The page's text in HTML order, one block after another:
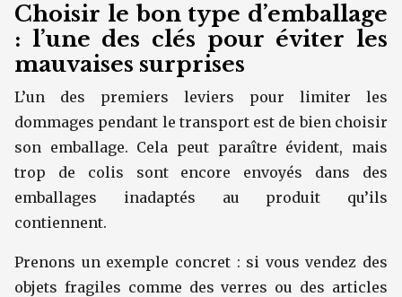
Choisir le bon type d’emballage
: l’une des clés pour éviter les
mauvaises surprises
L’un des premiers leviers pour limiter les
dommages pendant le transport est de bien choisir
son emballage. Cela peut paraître évident, mais
trop de colis sont encore envoyés dans des
emballages inadaptés au produit qu’ils
contiennent.
Prenons un exemple concret : si vous vendez des
objets fragiles comme des verres ou des articles